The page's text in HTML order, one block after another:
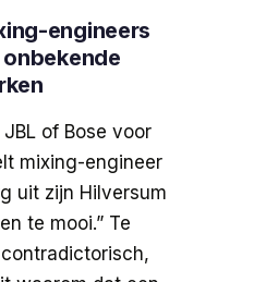
engineers
of Bose voor
mixing-engineer
uit zijn Hilversum
te mooi.” Te